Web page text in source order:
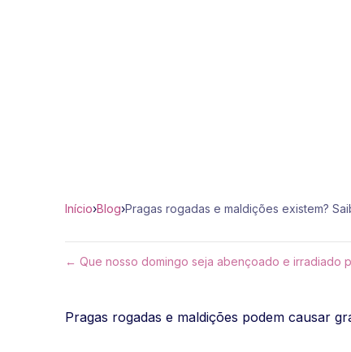
Início›Blog›Pragas rogadas e maldições existem?
← Que nosso domingo seja abençoado e irradiado
Pragas rogadas e maldições podem causar